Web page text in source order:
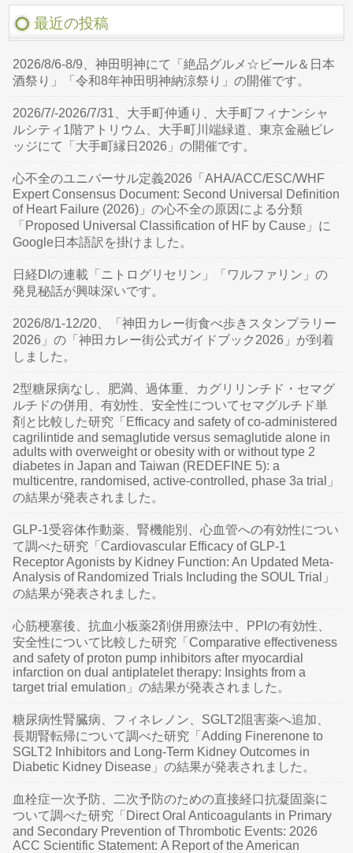
最近の投稿
2026/8/6-8/9、神田明神にて「絶品グルメ☆ビール＆日本
酒祭り」「令和8年神田明神納涼祭り」の開催です。
2026/7/-2026/7/31、大手町仲通り、大手町フィナンシャ
ルシティ1階アトリウム、大手町川端緑道、東京金融ビレ
ッジにて「大手町縁日2026」の開催です。
心不全のユニバーサル定義2026「AHA/ACC/ESC/WHF
Expert Consensus Document: Second Universal Definition
of Heart Failure (2026)」の心不全の原因による分類
「Proposed Universal Classification of HF by Cause」に
Google日本語訳を掛けました。
日経DIの連載「ニトログリセリン」「ワルファリン」の
発見秘話が興味深いです。
2026/8/1-12/20、「神田カレー街食べ歩きスタンプラリー
2026」の「神田カレー街公式ガイドブック2026」が到着
しました。
2型糖尿病なし、肥満、過体重、カグリリンチド・セマグ
ルチドの併用、有効性、安全性についてセマグルチド単
剤と比較した研究「Efficacy and safety of co-administered
cagrilintide and semaglutide versus semaglutide alone in
adults with overweight or obesity with or without type 2
diabetes in Japan and Taiwan (REDEFINE 5): a
multicentre, randomised, active-controlled, phase 3a trial」
の結果が発表されました。
GLP-1受容体作動薬、腎機能別、心血管への有効性につい
て調べた研究「Cardiovascular Efficacy of GLP-1
Receptor Agonists by Kidney Function: An Updated Meta-
Analysis of Randomized Trials Including the SOUL Trial」
の結果が発表されました。
心筋梗塞後、抗血小板薬2剤併用療法中、PPIの有効性、
安全性について比較した研究「Comparative effectiveness
and safety of proton pump inhibitors after myocardial
infarction on dual antiplatelet therapy: Insights from a
target trial emulation」の結果が発表されました。
糖尿病性腎臓病、フィネレノン、SGLT2阻害薬へ追加、
長期腎転帰について調べた研究「Adding Finerenone to
SGLT2 Inhibitors and Long-Term Kidney Outcomes in
Diabetic Kidney Disease」の結果が発表されました。
血栓症一次予防、二次予防のための直接経口抗凝固薬に
ついて調べた研究「Direct Oral Anticoagulants in Primary
and Secondary Prevention of Thrombotic Events: 2026
ACC Scientific Statement: A Report of the American